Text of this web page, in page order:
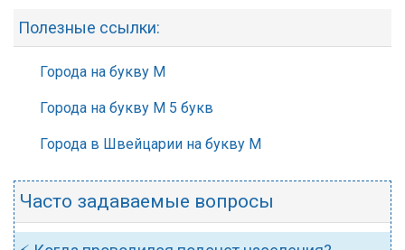
Полезные ссылки:
Города на букву М
Города на букву М 5 букв
Города в Швейцарии на букву М
Часто задаваемые вопросы